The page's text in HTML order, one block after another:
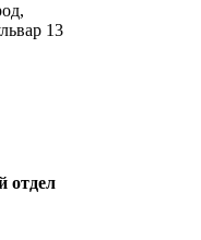
13
отдел